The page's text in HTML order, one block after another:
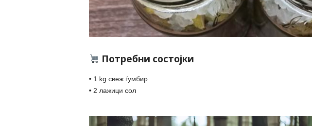
Потребни состојки
• 1 kg свеж ѓумбир
• 2 лажици сол